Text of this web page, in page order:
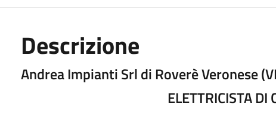
Descrizione
Andrea Impianti Srl di Roverè Veronese
ELETTRICISTA DI